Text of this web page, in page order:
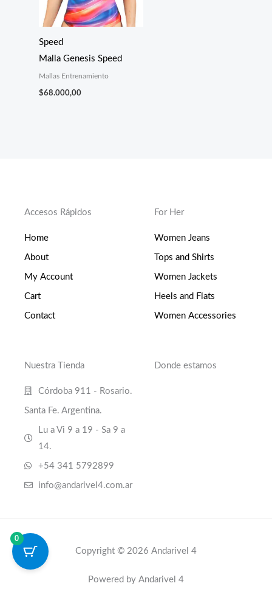
Speed
Malla Genesis Speed
Mallas Entrenamiento
$68.000,00
Accesos Rápidos
Home
About
My Account
Cart
Contact
For Her
Women Jeans
Tops and Shirts
Women Jackets
Heels and Flats
Women Accessories
Nuestra Tienda
Córdoba 911 - Rosario.
Santa Fe. Argentina.
Lu a Vi 9 a 19 - Sa 9 a
14.
+54 341 5792899
info@andarivel4.com.ar
Donde estamos
Copyright © 2026 Andarivel 4
Powered by Andarivel 4
0